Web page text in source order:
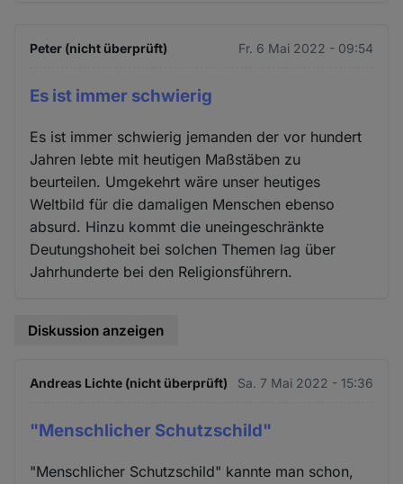
Peter (nicht überprüft) Fr. 6 Mai 2022 - 09:54
Es ist immer schwierig
Es ist immer schwierig jemanden der vor hundert
Jahren lebte mit heutigen Maßstäben zu
beurteilen. Umgekehrt wäre unser heutiges
Weltbild für die damaligen Menschen ebenso
absurd. Hinzu kommt die uneingeschränkte
Deutungshoheit bei solchen Themen lag über
Jahrhunderte bei den Religionsführern.
Diskussion anzeigen
Andreas Lichte (nicht überprüft) Sa. 7 Mai 2022 - 15:36
"Menschlicher Schutzschild"
"Menschlicher Schutzschild" kannte man schon,